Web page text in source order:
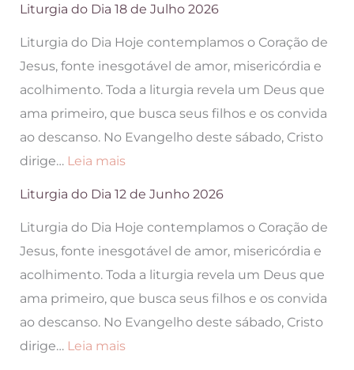
Liturgia do Dia 18 de Julho 2026
Liturgia do Dia Hoje contemplamos o Coração de
Jesus, fonte inesgotável de amor, misericórdia e
acolhimento. Toda a liturgia revela um Deus que
ama primeiro, que busca seus filhos e os convida
ao descanso. No Evangelho deste sábado, Cristo
dirige… Leia mais:
Dia
18
de
Julho
2026
Liturgia do Dia 12 de Junho 2026
Liturgia do Dia Hoje contemplamos o Coração de
Jesus, fonte inesgotável de amor, misericórdia e
acolhimento. Toda a liturgia revela um Deus que
ama primeiro, que busca seus filhos e os convida
ao descanso. No Evangelho deste sábado, Cristo
dirige… Leia mais: